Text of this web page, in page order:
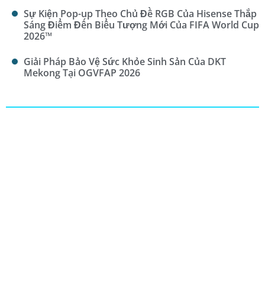
Sự Kiện Pop-up Theo Chủ Đề RGB Của Hisense Thắp
Sáng Điểm Đến Biểu Tượng Mới Của FIFA World Cup
2026™
Giải Pháp Bảo Vệ Sức Khỏe Sinh Sản Của DKT
Mekong Tại OGVFAP 2026